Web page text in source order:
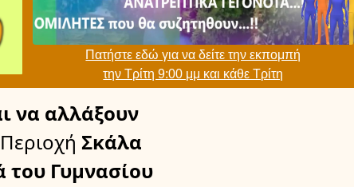
Πατήστε εδώ για να δείτε την εκπομπή
την Τρίτη 9:00 μμ και κάθε Τρίτη
να αλλάξουν
Σκάλα
Γυμνασίου